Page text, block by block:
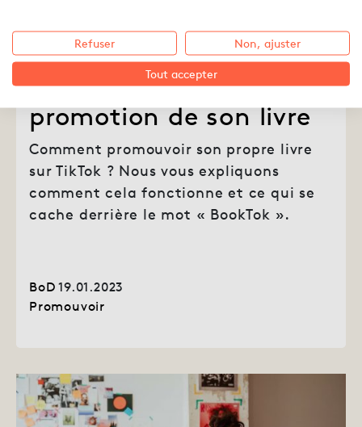
Utiliser TikTok pour la
promotion de son livre
Comment promouvoir son propre livre
sur TikTok ? Nous vous expliquons
comment cela fonctionne et ce qui se
cache derrière le mot « BookTok ».
BoD 19.01.2023
Promouvoir
Refuser Non, ajuster
Tout accepter